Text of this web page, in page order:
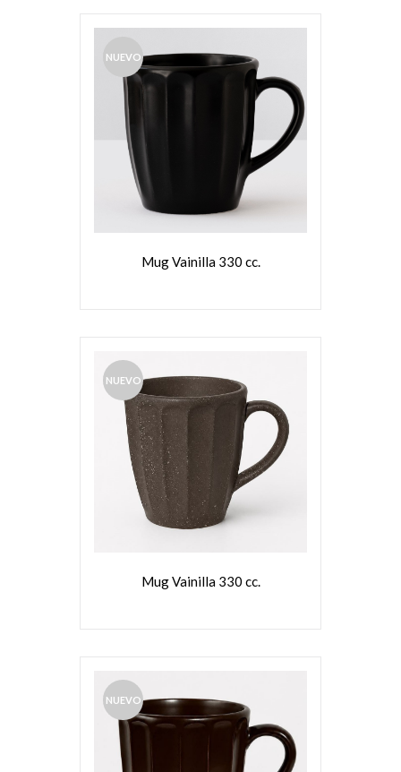
NUEVO
Mug Vainilla 330 cc.
NUEVO
VER MÁS
Mug Vainilla 330 cc.
NUEVO